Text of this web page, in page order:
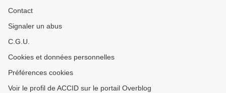
Contact
Signaler un abus
C.G.U.
Cookies et données personnelles
Préférences cookies
Voir le profil de ACCID sur le portail Overblog